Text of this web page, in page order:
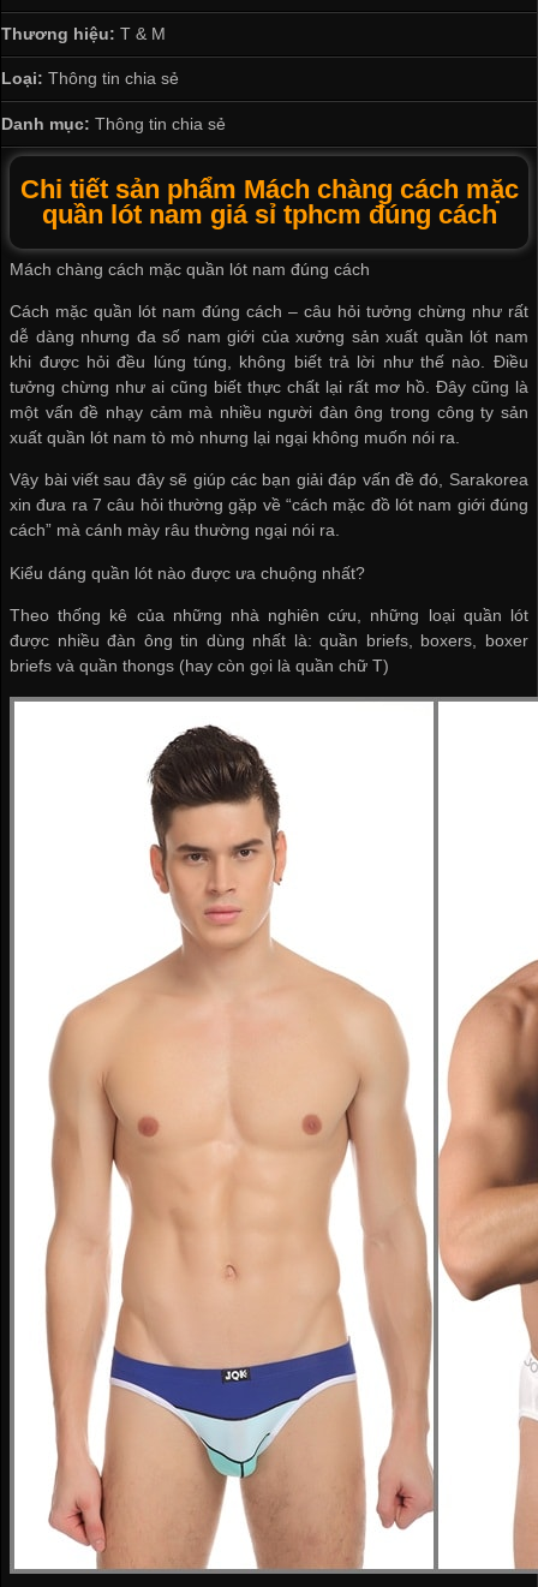
Thương hiệu: T & M
Loại: Thông tin chia sẻ
Danh mục: Thông tin chia sẻ
Chi tiết sản phẩm Mách chàng cách mặc
quần lót nam giá sỉ tphcm đúng cách
Mách chàng cách mặc quần lót nam đúng cách
Cách mặc quần lót nam đúng cách – câu hỏi tưởng chừng như rất
dễ dàng nhưng đa số nam giới củaxưởng sản xuất quần lót nam
khi được hỏi đều lúng túng, không biết trả lời như thế nào. Điều
tưởng chừng như ai cũng biết thực chất lại rất mơ hồ. Đây cũng là
một vấn đề nhạy cảm mà nhiều người đàn ông trong công ty sản
xuất quần lót nam tò mò nhưng lại ngại không muốn nói ra.
Vậy bài viết sau đây sẽ giúp các bạn giải đáp vấn đề đó, Sarakorea
xin đưa ra 7 câu hỏi thường gặp về “cách mặc đồ lót nam giới đúng
cách” mà cánh mày râu thường ngại nói ra.
Kiểu dáng quần lót nào được ưa chuộng nhất?
Theo thống kê của những nhà nghiên cứu, những loại quần lót
được nhiều đàn ông tin dùng nhất là: quần briefs, boxers, boxer
briefs và quần thongs (hay còn gọi là quần chữ T)